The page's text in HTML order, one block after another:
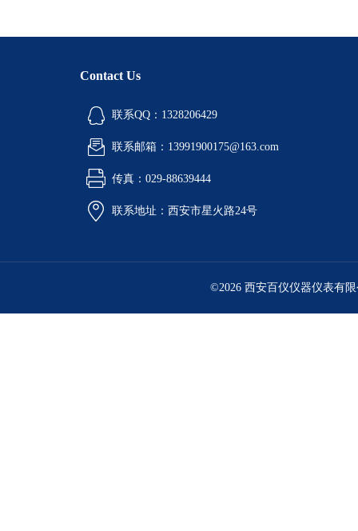
Contact Us
联系QQ：1328206429
联系邮箱：13991900175@163.com
传真：029-88639444
联系地址：西安市星火路24号
©2026 西安百仪仪器仪表有